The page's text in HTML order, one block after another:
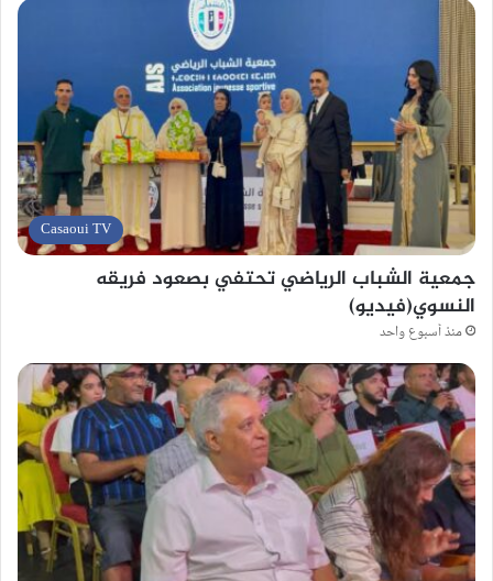
Casaoui TV
جمعية الشباب الرياضي تحتفي بصعود فريقه
النسوي(فيديو)
منذ أسبوع واحد